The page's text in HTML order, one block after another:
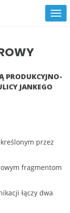
PRODUKCYJNO-
JANKEGO